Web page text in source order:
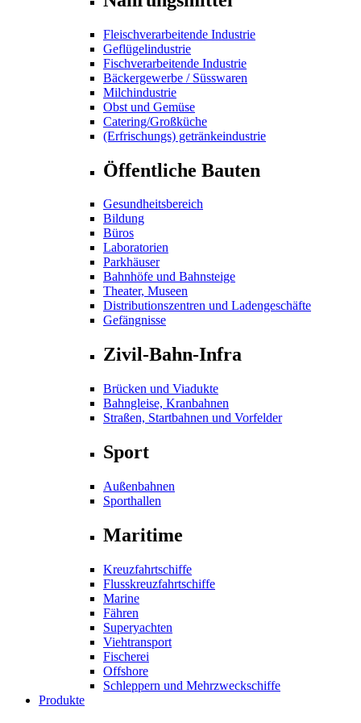
Fleischverarbeitende Industrie
Geflügelindustrie
Fischverarbeitende Industrie
Bäckergewerbe / Süsswaren
Milchindustrie
Obst und Gemüse
Catering/Großküche
(Erfrischungs) getränkeindustrie
Öffentliche Bauten
Gesundheitsbereich
Bildung
Büros
Laboratorien
Parkhäuser
Bahnhöfe und Bahnsteige
Theater, Museen
Distributionszentren und Ladengeschäfte
Gefängnisse
Zivil-Bahn-Infra
Brücken und Viadukte
Bahngleise, Kranbahnen
Straßen, Startbahnen und Vorfelder
Sport
Außenbahnen
Sporthallen
Maritime
Kreuzfahrtschiffe
Flusskreuzfahrtschiffe
Marine
Fähren
Superyachten
Viehtransport
Fischerei
Offshore
Schleppern und Mehrzweckschiffe
Produkte